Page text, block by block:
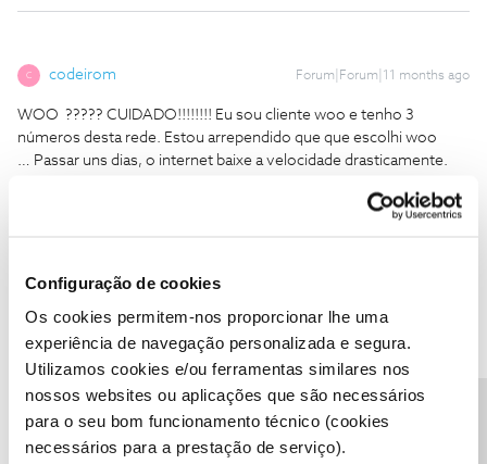
Configuração de cookies
Os cookies permitem-nos proporcionar lhe uma
experiência de navegação personalizada e segura.
Utilizamos cookies e/ou ferramentas similares nos
nossos websites ou aplicações que são necessários
para o seu bom funcionamento técnico (cookies
necessários para a prestação de serviço).
C codeirom Forum|Forum|11 months ago
WOO ????? CUIDADO!!!!!!!! Eu sou cliente woo e tenho 3
números desta rede. Estou arrependido que que escolhi woo
… Passar uns dias, o internet baixe a velocidade drasticamente.
dos números, baixou a velocidade de internet do 32mb/s para 1
resolve a problema. Assim, tenho um número com 40€ em
armadilha que e para evitar ...